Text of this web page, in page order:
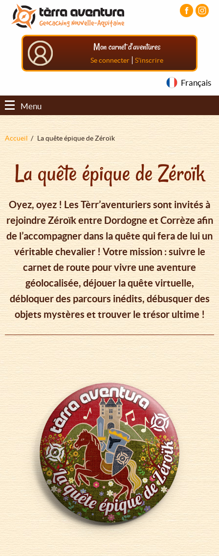
Aller
contenu
principal
Aller
menu
principal
Aller
pied
Mon carnet d'aventures
Se connecter | S'inscrire
Français
Menu
Fil
Accueil La quête épique de Zéroïk
La quête épique de Zéroïk
Oyez, oyez ! Les Tèrr’aventuriers sont invités à
rejoindre Zéroïk entre Dordogne et Corrèze afin
de l’accompagner dans la quête qui fera de lui un
véritable chevalier ! Votre mission : suivre le
carnet de route pour vivre une aventure
géolocalisée, déjouer la quête virtuelle,
débloquer des parcours inédits, débusquer des
objets mystères et trouver le trésor ultime !